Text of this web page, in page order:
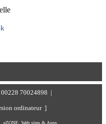
70024898 |
ordinateur ]
eZONE, Web sites & Apps